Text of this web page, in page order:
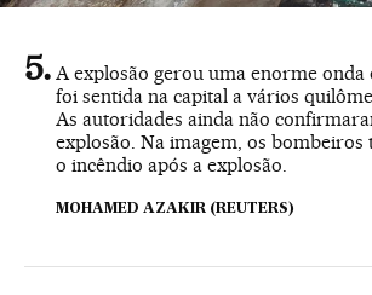
A explosão gerou uma enorme onda
foi sentida na capital a vários
As autoridades ainda não
explosão. Na imagem, os
o incêndio após a explosão.
MOHAMED AZAKIR (REUTERS)